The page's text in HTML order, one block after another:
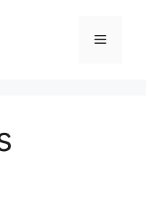
Menú